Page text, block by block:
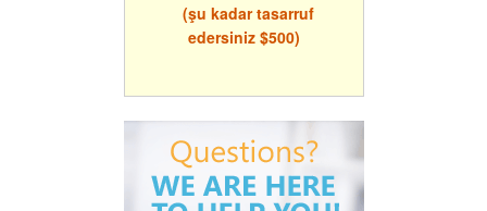
(şu kadar tasarruf
edersiniz $500)